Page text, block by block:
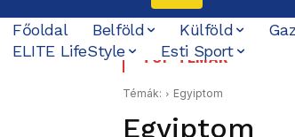
Főoldal Belföld Külföld
ELITE LifeStyle
Esti Sport
TOP TÉMÁKKilenc
Tata
Témák: Egyiptom
Egyiptom